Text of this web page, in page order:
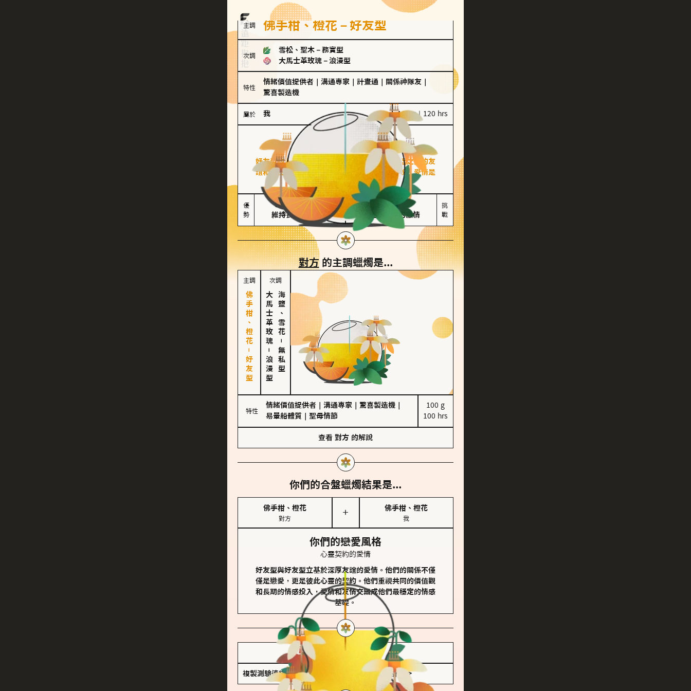
主調 佛手柑、橙花－好友型
次調
雪松、聖木 － 務實型
大馬士革玫瑰 － 浪漫型
特性
情緒價值提供者 溝通專家 計畫通 關係神隊友
驚喜製造機
屬於 我 100 g｜120 hrs
好友型的人喜歡分享生活中的點滴，重視與伴侶之間的友
誼和信任，穩定感是重要的關鍵詞。對他們來說，愛情是
心靈深處的共鳴和理解。
優
勢
擅長聆聽與溝通
維持長期穩定關係
不喜歡變化
缺乏關係中的激情
挑
戰
對方的主調蠟燭是...
主調
佛手柑、橙花－好友型
次調
大馬士革玫瑰
－
浪漫型
海鹽、雪花
－
無私型
特性
情緒價值提供者 溝通專家 驚喜製造機
易暈船體質
聖母情節
100 g
100 hrs
查看 對方 的解說
你們的合盤蠟燭結果是...
佛手柑、橙花
對方
＋
佛手柑、橙花
我
你們的戀愛風格
心靈契約的愛情
好友型與好友型立基於深厚友誼的愛情。他們的關係不僅
僅是戀愛，更是彼此心靈的契約。他們重視共同的價值觀
和長期的情感投入，愛情和友情交織成他們最穩定的情感
基礎。
複製測驗連結 查看香氛類型全解析 >>>